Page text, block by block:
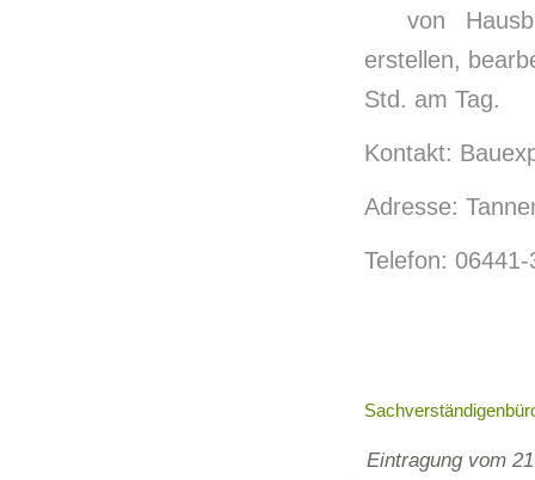
von
erstellen,
Std. am Tag.
Kontakt:
Adresse:
Telefon:
Eintragung vom